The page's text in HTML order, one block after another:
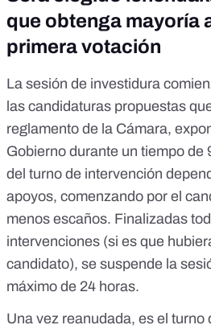
que obtenga mayoría
primera votación
La sesión de investidura
las candidaturas propuestas
reglamento de la Cámara,
Gobierno durante un tiempo de
del turno de intervención
apoyos, comenzando por el
menos escaños. Finalizadas
intervenciones (si es que
candidato), se suspende la
máximo de 24 horas.
Una vez reanudada, es el turno